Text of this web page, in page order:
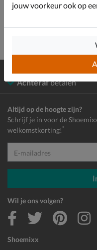
Dames Tassen
verzending en
Achterafbetalen
Shoemixx
Altijd op de hoogte zijn?
Schrijf je in voor de
welkomstkorting! *
E-mailadres
Wil je ons volgen?
jouw voorkeur ook op